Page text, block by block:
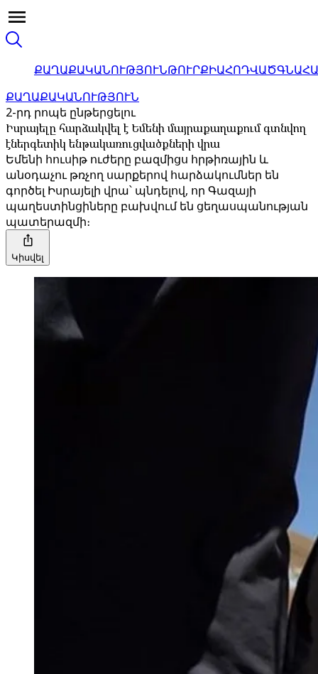
ՔԱՂԱՔԱԿԱՆՈՒԹՅՈՒՆԹՈՒՐՔԻԱՀՈԴՎԱԾ
ՔԱՂԱՔԱԿԱՆՈՒԹՅՈՒՆ
2-րդ րոպե ընթերցելու
Իսրայելը հարձակվել է Եմենի մայրաքաղաքում գտնվող
էներգետիկ ենթակառուցվածքների վրա
Եմենի հուսիթ ուժերը բազմիցս հրթիռային և
անօդաչու թռչող սարքերով հարձակումներ են
գործել Իսրայելի վրա՝ պնդելով, որ Գազայի
պաղեստինցիները բախվում են ցեղասպանության
պատերազմի։
Կիսվել